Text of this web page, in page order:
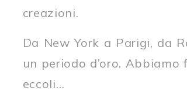
creazioni.
Da New York a Parigi, da
un periodo d’oro.
eccoli…